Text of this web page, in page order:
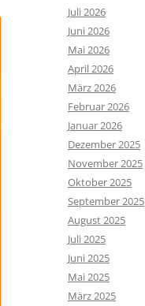
Juli 2026
Juni 2026
Mai 2026
April 2026
März 2026
Februar 2026
Januar 2026
Dezember 2025
November 2025
Oktober 2025
September 2025
August 2025
Juli 2025
Juni 2025
Mai 2025
März 2025